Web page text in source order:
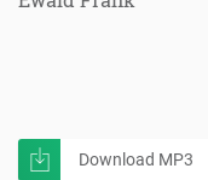
Download MP3